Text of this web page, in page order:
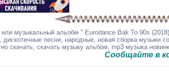
музыкальный альобм " Eurodance Bak To 90s
дискотечные песни, народные, новая сборка музыки
скачать, скачать музыку альбом, mp3 музыка
Сообщайте в